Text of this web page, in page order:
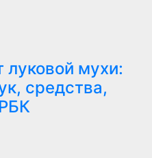
луковой мухи:
средства,